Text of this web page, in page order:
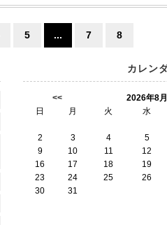
5 ... 7 8
カレン
<<
2026年8月
日
月 火 水
2
3 4 5
9
10 11 12
16
17 18 19
23
24 25 26
30
31